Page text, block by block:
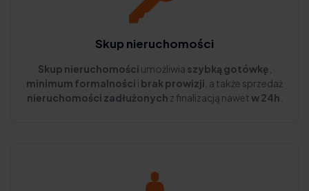
Skup nieruchomości
Skup nieruchomości umożliwia szybką gotówkę
minimum formalności i brak prowizji , a także sprzedaż
nieruchomości zadłużonych z finalizacją nawetw 24h